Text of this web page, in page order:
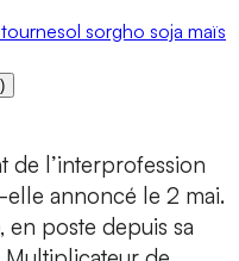
tournesol sorgho soja maïs
)
de l’interprofession
annoncé le 2 mai.
en poste depuis sa